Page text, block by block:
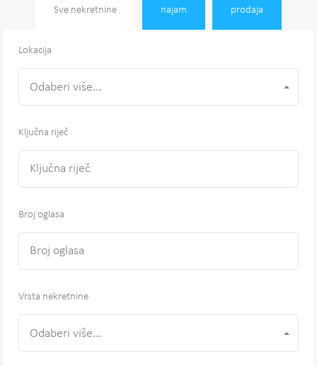
Sve nekretnine najam prodaja
Lokacija
Odaberi više...
Ključna riječ
Broj oglasa
Vrsta nekretnine
Odaberi više...